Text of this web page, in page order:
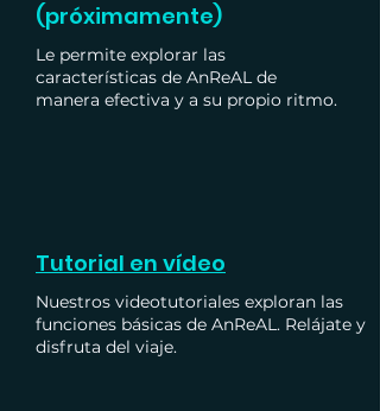
(próximamente)
Le permite explorar las
características de AnReAL de
manera efectiva y a su propio ritmo.
Tutorial en vídeo
Nuestros videotutoriales exploran las
funciones básicas de AnReAL. Relájate y
disfruta del viaje.